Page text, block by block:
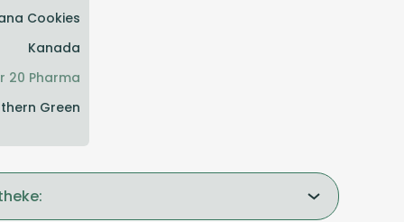
Cookies
Kanada
20 Pharma
Green